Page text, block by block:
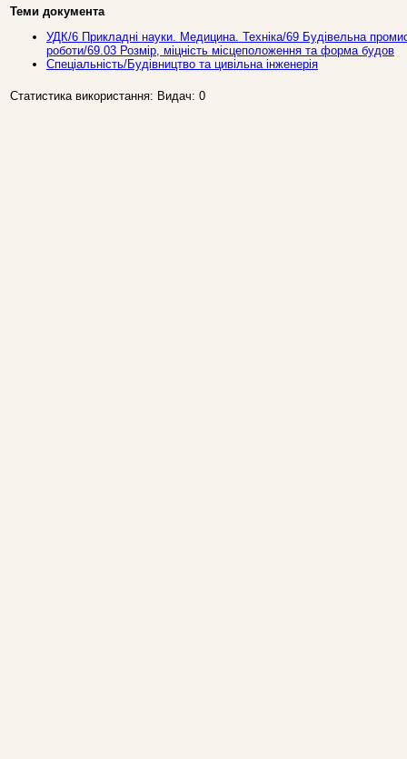
Теми документа
УДК/6 Прикладнi науки. Медицина. Техніка/69 Будівельна
роботи/69.03 Розмір, міцність місцеположення та форма будов
Спеціальність/Будівництво та цивільна інженерія
Статистика використання: Видач: 0